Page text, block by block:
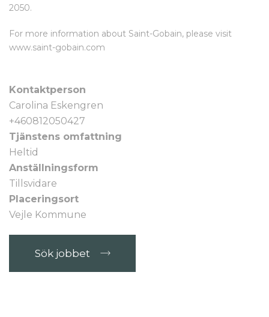
2050.
For more information about Saint-Gobain, please visit
www.saint-gobain.com
Kontaktperson
Carolina Eskengren
+460812050427
Tjänstens omfattning
Heltid
Anställningsform
Tillsvidare
Placeringsort
Vejle Kommune
Sök jobbet